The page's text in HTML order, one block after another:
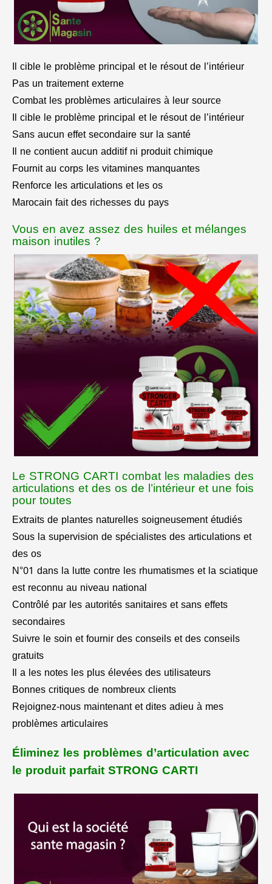
Il cible le problème principal et le résout de l’intérieur
Pas un traitement externe
Combat les problèmes articulaires à leur source
Il cible le problème principal et le résout de l’intérieur
Sans aucun effet secondaire sur la santé
Il ne contient aucun additif ni produit chimique
Fournit au corps les vitamines manquantes
Renforce les articulations et les os
Marocain fait des richesses du pays
Vous en avez assez des huiles et mélanges
maison inutiles ?
Le STRONG CARTI combat les maladies des
articulations et des os de l’intérieur et une fois
pour toutes
Extraits de plantes naturelles soigneusement étudiés
Sous la supervision de spécialistes des articulations et
des os
N°01 dans la lutte contre les rhumatismes et la sciatique
est reconnu au niveau national
Contrôlé par les autorités sanitaires et sans effets
secondaires
Suivre le soin et fournir des conseils et des conseils
gratuits
Il a les notes les plus élevées des utilisateurs
Bonnes critiques de nombreux clients
Rejoignez-nous maintenant et dites adieu à mes
problèmes articulaires
Éliminez les problèmes d’articulation avec
le produit parfait STRONG CARTI